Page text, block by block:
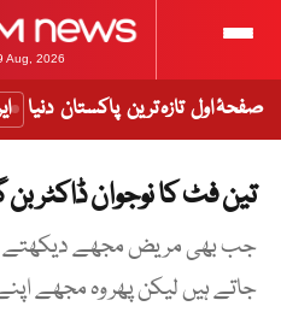
Aug, 2026
صفحۂ اول تازہ ترین پاکستان دنیا
تین فٹ کا نوجوان ڈاکٹر بن
جب بھی مریض مجھے دیکھتے
جاتے ہیں لیکن پھر وہ مجھے